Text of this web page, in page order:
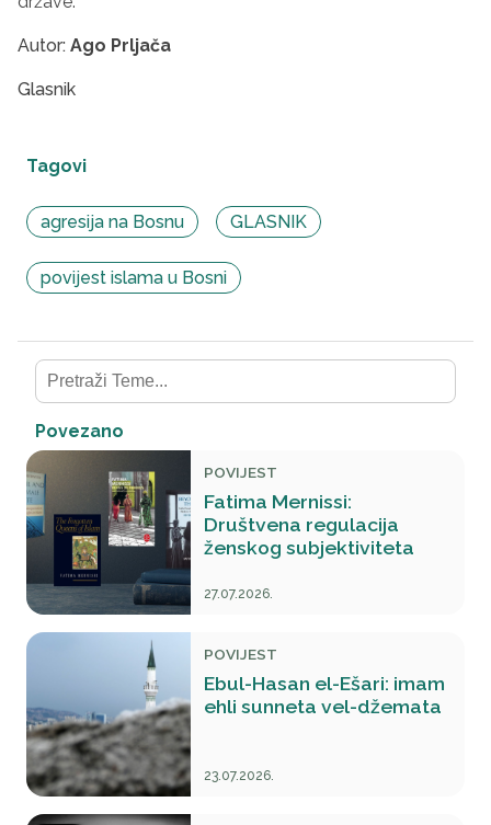
Autor: Ago Prljača
Glasnik
Tagovi
agresija na Bosnu GLASNIK
povijest islama u Bosni
Povezano
POVIJEST
Fatima Mernissi:
Društvena regulacija
ženskog subjektiviteta
27.07.2026.
POVIJEST
Ebul-Hasan el-Ešari: imam
ehli sunneta vel-džemata
23.07.2026.